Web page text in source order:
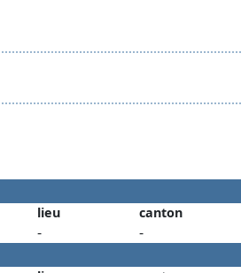
lieu canton
- -